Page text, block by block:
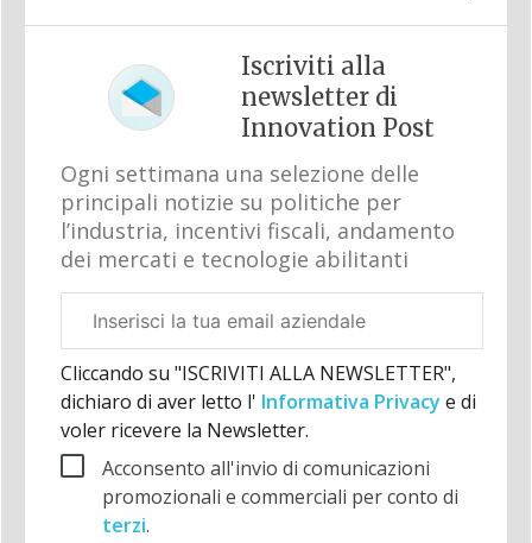
Iscriviti alla
newsletter di
Innovation Post
Ogni settimana una selezione delle
principali notizie su politiche per
l’industria, incentivi fiscali, andamento
dei mercati e tecnologie abilitanti
aziendale
Cliccando su "ISCRIVITI ALLA NEWSLETTER",
dichiaro di aver letto l' Informativa Privacy e di
voler ricevere la Newsletter.
Acconsento all'invio di comunicazioni
promozionali e commerciali per conto di
terzi.